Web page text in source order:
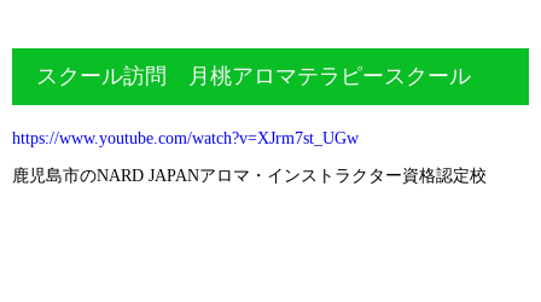
スクール訪問 月桃アロマテラピースクール
https://www.youtube.com/watch?v=XJrm7st_UGw
鹿児島市のNARD JAPANアロマ・インストラクター資格認定校